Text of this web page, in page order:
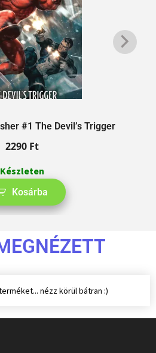
#1 The Devil’s Trigger
2290 Ft
Készleten
Kosárba
nézz körül bátran :)